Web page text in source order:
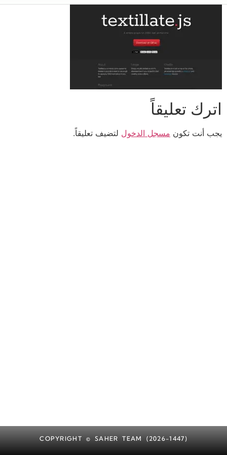
اترك تعليقاً
يجب أنت تكون مسجل الدخول لتضيف تعليقاً.
COPYRIGHT © SAHER TEAM (2026-1447)